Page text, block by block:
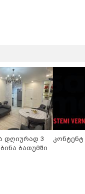
დღიურად 3
ბათუმში